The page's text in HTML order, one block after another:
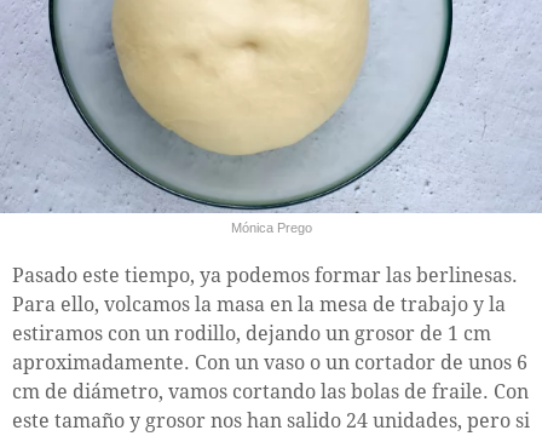
Mónica Prego
Pasado este tiempo, ya podemos formar las berlinesas.
Para ello, volcamos la masa en la mesa de trabajo y la
estiramos con un rodillo, dejando un grosor de 1 cm
aproximadamente. Con un vaso o un cortador de unos 6
cm de diámetro, vamos cortando las bolas de fraile. Con
este tamaño y grosor nos han salido 24 unidades, pero si